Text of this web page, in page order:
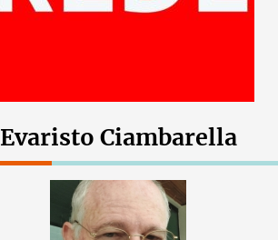
Evaristo Ciambarella